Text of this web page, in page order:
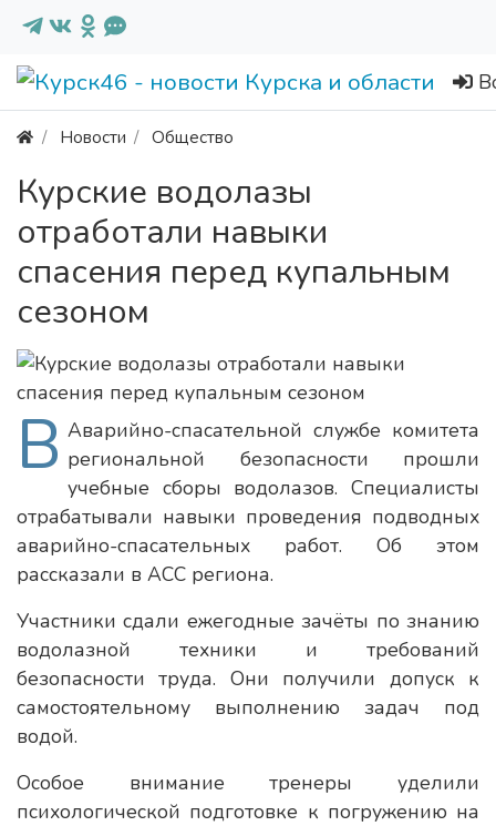
Новости Общество
Курские водолазы
отработали навыки
спасения перед купальным
сезоном
В Аварийно-спасательной службе комитета
региональной безопасности прошли
учебные сборы водолазов. Специалисты
отрабатывали навыки проведения подводных
аварийно-спасательных работ. Об этом
рассказали в АСС региона.
Участники сдали ежегодные зачёты по знанию
водолазной техники и требований
безопасности труда. Они получили допуск к
самостоятельному выполнению задач под
водой.
Особое внимание тренеры уделили
психологической подготовке к погружению на